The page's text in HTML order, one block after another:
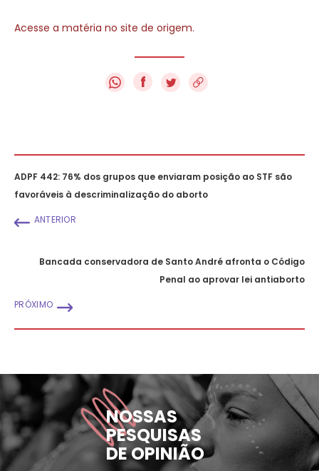
Acesse a matéria no site de origem.
f
ADPF 442: 76% dos grupos que enviaram posição ao STF são
favoráveis à descriminalização do aborto
ANTERIOR
Bancada conservadora de Santo André afronta o Código
Penal ao aprovar lei antiaborto
PRÓXIMO
NOSSAS
PESQUISAS
DE OPINIÃO